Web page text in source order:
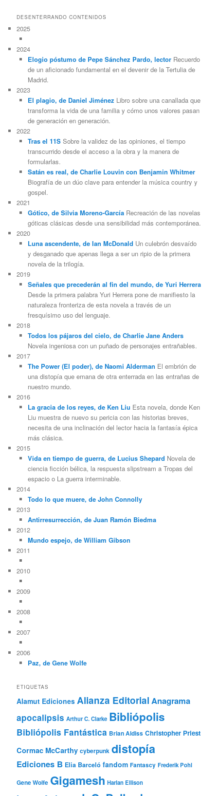
DESENTERRANDO CONTENIDOS
2025
2024
Elogio póstumo de Pepe Sánchez Pardo, lectorRecuerdo
de un aficionado fundamental en el devenir de la Tertulia de
Madrid.
2023
El plagio, de Daniel Jiménez Libro sobre una canallada que
transforma la vida de una familia y cómo unos valores pasan
de generación en generación.
2022
Tras el 11SSobre la validez de las opiniones, el tiempo
transcurrido desde el acceso a la obra y la manera de
formularlas.
Satán es real, de Charlie Louvin con Benjamin Whitmer
Biografía de un dúo clave para entender la música country y
gospel.
2021
Gótico, de Silvia Moreno-GarcíaRecreación de las novelas
góticas clásicas desde una sensibilidad más contemporánea.
2020
Luna ascendente, de Ian McDonald Un culebrón desvaído
y desganado que apenas llega a ser un ripio de la primera
novela de la trilogía.
2019
Señales que precederán al fin del mundo, de Yuri Herrera
Desde la primera palabra Yuri Herrera pone de manifiesto la
naturaleza fronteriza de esta novela a través de un
fresquísimo uso del lenguaje.
2018
Todos los pájaros del cielo, de Charlie Jane Anders
Novela ingeniosa con un puñado de personajes entrañables.
2017
The Power (El poder), de Naomi Alderman El embrión de
una distopía que emana de otra enterrada en las entrañas de
nuestro mundo.
2016
La gracia de los reyes, de Ken Liu Esta novela, donde Ken
Liu muestra de nuevo su pericia con las historias breves,
necesita de una inclinación del lector hacia la fantasía épica
más clásica.
2015
Vida en tiempo de guerra, de Lucius Shepard Novela de
ciencia ficción bélica, la respuesta slipstream a Tropas del
espacio o La guerra interminable.
2014
Todo lo que muere, de John Connolly
2013
Antirresurrección, de Juan Ramón Biedma
2012
Mundo espejo, de William Gibson
2011
2010
2009
2008
2007
2006
Paz, de Gene Wolfe
ETIQUETAS
Alamut Ediciones Alianza Editorial Anagrama
apocalipsis Arthur C. Clarke Bibliópolis
Bibliópolis Fantástica Brian Aldiss Christopher Priest
Cormac McCarthy cyberpunk distopía
Ediciones B Elia Barceló fandom Fantascy Frederik Pohl
Gene Wolfe Gigamesh Harlan Ellison